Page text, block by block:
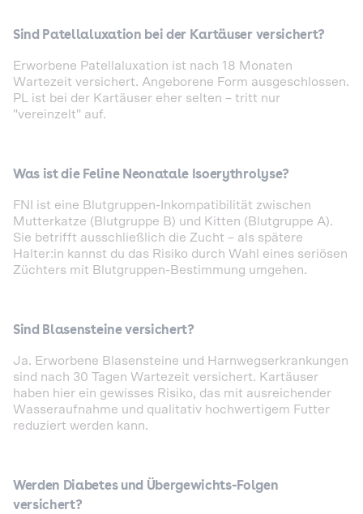
Sind Patellaluxation bei der Kartäuser versichert?
Erworbene Patellaluxation ist nach 18 Monaten
Wartezeit versichert. Angeborene Form ausgeschlossen.
PL ist bei der Kartäuser eher selten – tritt nur
"vereinzelt" auf.
Was ist die Feline Neonatale Isoerythrolyse?
FNI ist eine Blutgruppen-Inkompatibilität zwischen
Mutterkatze (Blutgruppe B) und Kitten (Blutgruppe A).
Sie betrifft ausschließlich die Zucht – als spätere
Halter:in kannst du das Risiko durch Wahl eines seriösen
Züchters mit Blutgruppen-Bestimmung umgehen.
Sind Blasensteine versichert?
Ja. Erworbene Blasensteine und Harnwegserkrankungen
sind nach 30 Tagen Wartezeit versichert. Kartäuser
haben hier ein gewisses Risiko, das mit ausreichender
Wasseraufnahme und qualitativ hochwertigem Futter
reduziert werden kann.
Werden Diabetes und Übergewichts-Folgen
versichert?